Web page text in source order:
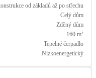
od základů až po střechu
Celý dům
Zděný dům
160 m²
Tepelné čerpadlo
Nízkoenergetický